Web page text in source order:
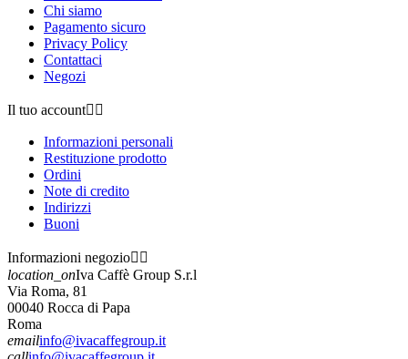
Chi siamo
Pagamento sicuro
Privacy Policy
Contattaci
Negozi
Il tuo account 
Informazioni personali
Restituzione prodotto
Ordini
Note di credito
Indirizzi
Buoni
Informazioni negozio 
location_onIva Caffè Group S.r.l
Via Roma, 81
00040 Rocca di Papa
Roma
emailinfo@ivacaffegroup.it